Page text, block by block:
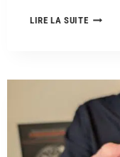
LIRE LA SUITE